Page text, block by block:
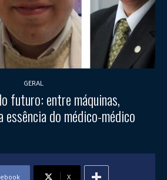
GERAL
futuro: entre máquinas,
do médico-médico
X